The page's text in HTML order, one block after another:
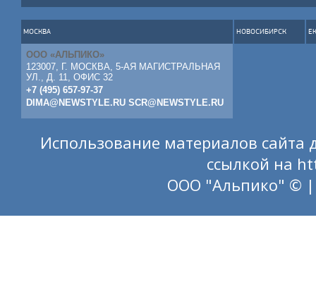
МОСКВА
ООО «АЛЬПИКО»
123007, Г. МОСКВА, 5-АЯ МАГИСТРАЛЬНАЯ
УЛ., Д. 11, ОФИС 32
+7 (495) 657-97-37
DIMA@NEWSTYLE.RU SCR@NEWSTYLE.RU
НОВОСИБИРСК
Использование материалов сайта
ссылкой на
ООО "Альпико" © |